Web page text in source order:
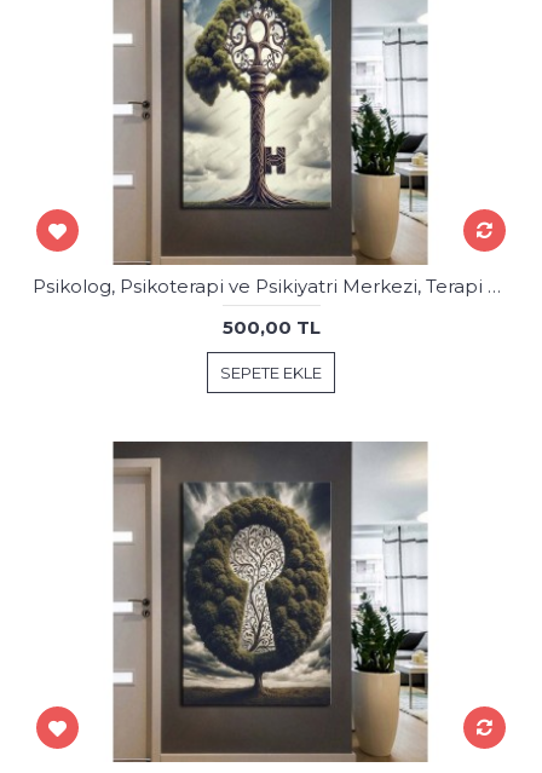
Psikolog, Psikoterapi ve Psikiyatri Merkezi, Terapi Odası Tablolar psk85
500,00 TL
SEPETE EKLE